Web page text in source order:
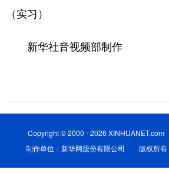
（实习）
新华社音视频部制作
Copyright © 2000 - 2026
制作单位：新华网股份有限公司 版权所有